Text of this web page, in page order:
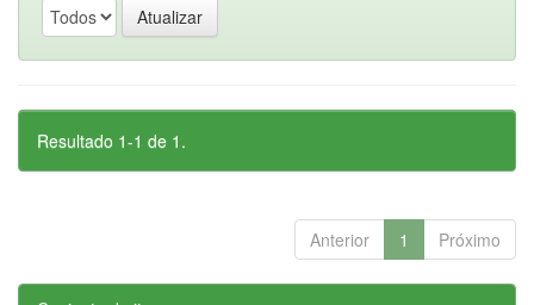
Resultado 1-1 de 1.
Anterior 1 Próximo